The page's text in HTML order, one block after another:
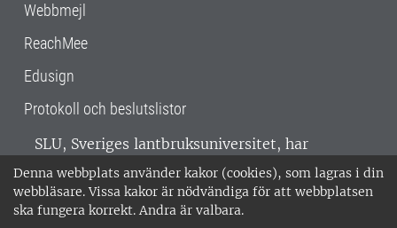
Denna webbplats använder kakor (cookies), som lagras i din
webbläsare. Vissa kakor är nödvändiga för att webbplatsen
ska fungera korrekt. Andra är valbara.
Webbmejl
ReachMee
Edusign
Protokoll och beslutslistor
SLU, Sveriges lantbruksuniversitet, har
verksamhet över hela Sverige. Huvudorter är
Alnarp, Uppsala och Umeå.SLU är
miljöcertifierat enligt ISO 14001. •